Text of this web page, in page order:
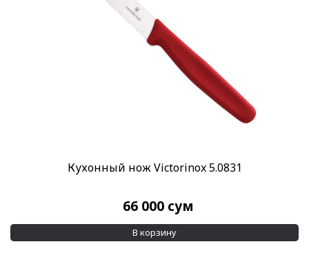
(172)
Кухонный нож Victorinox 5.0831
66 000 сум
В корзину